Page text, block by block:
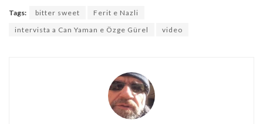
Tags: bitter sweet
Ferit e Nazli
intervista a Can Yaman e Özge Gürel
video